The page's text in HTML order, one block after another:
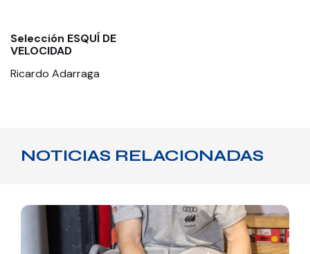
Selección ESQUÍ DE
VELOCIDAD
Ricardo Adarraga
NOTICIAS RELACIONADAS